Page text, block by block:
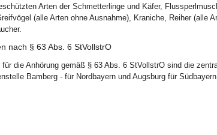
Arten der Schmetterlinge und Käfer,
(alle Arten ohne Ausnahme), Kraniche, Reiher (alle
nach § 63 Abs. 6 StVollstrO
die Anhörung gemäß § 63 Abs. 6 StVollstrO sind die
Bamberg - für Nordbayern und Augsburg für